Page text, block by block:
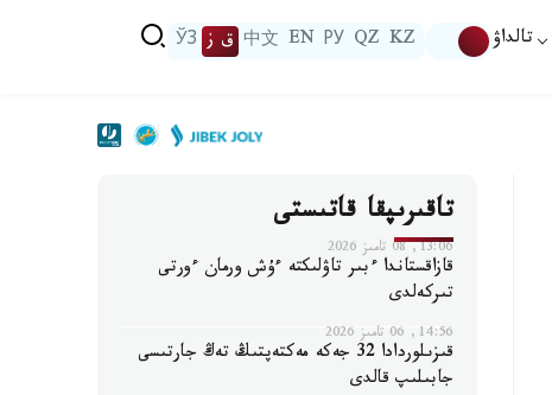
تالداۋ KZ
QZ
РУ
EN
中文 ق ز ЎЗ
تاقىرىپقا قاتىستى
13:06, 08 تامىز 2026
قازاقستاندا ءبىر تاۋلىكتە ءۇش ورمان ءورتى
تىركەلدى
14:56, 06 تامىز 2026
قىزىلوردادا 32 جەكە مەكتەپتىڭ تەڭ جارتىسى
جابىلىپ قالدى